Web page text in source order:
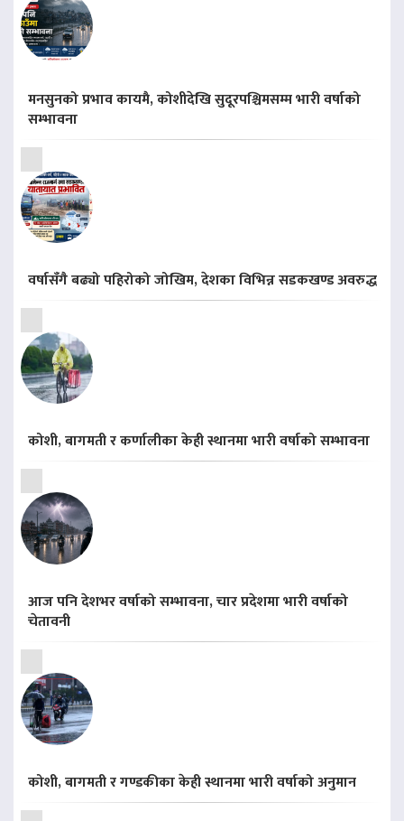
मनसुनको प्रभाव कायमै, कोशीदेखि सुदूरपश्चिमसम्म भारी वर्षाको
सम्भावना
वर्षासँगै बढ्यो पहिरोको जोखिम, देशका विभिन्न सडकखण्ड अवरुद्ध
कोशी, बागमती र कर्णालीका केही स्थानमा भारी वर्षाको सम्भावना
आज पनि देशभर वर्षाको सम्भावना, चार प्रदेशमा भारी वर्षाको
चेतावनी
कोशी, बागमती र गण्डकीका केही स्थानमा भारी वर्षाको अनुमान